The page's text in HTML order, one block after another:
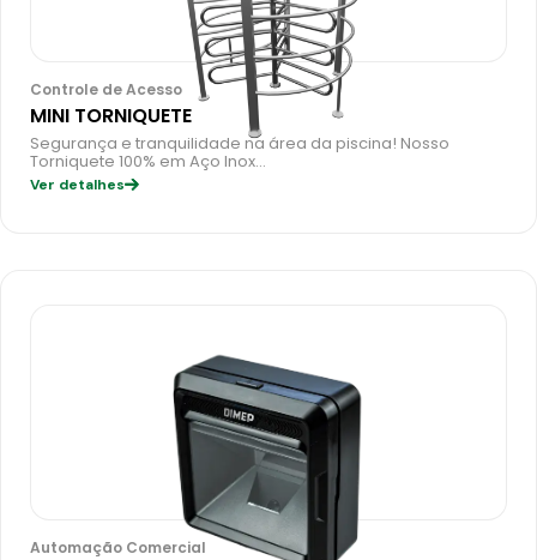
Controle de Acesso
MINI TORNIQUETE
Segurança e tranquilidade na área da piscina! Nosso
Torniquete 100% em Aço Inox…
Ver detalhes
Automação Comercial